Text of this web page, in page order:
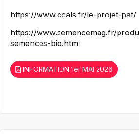
https://www.ccals.fr/le-projet-pat/
https://www.semencemag.fr/
semences-bio.html
INFORMATION 1er MAI 2026